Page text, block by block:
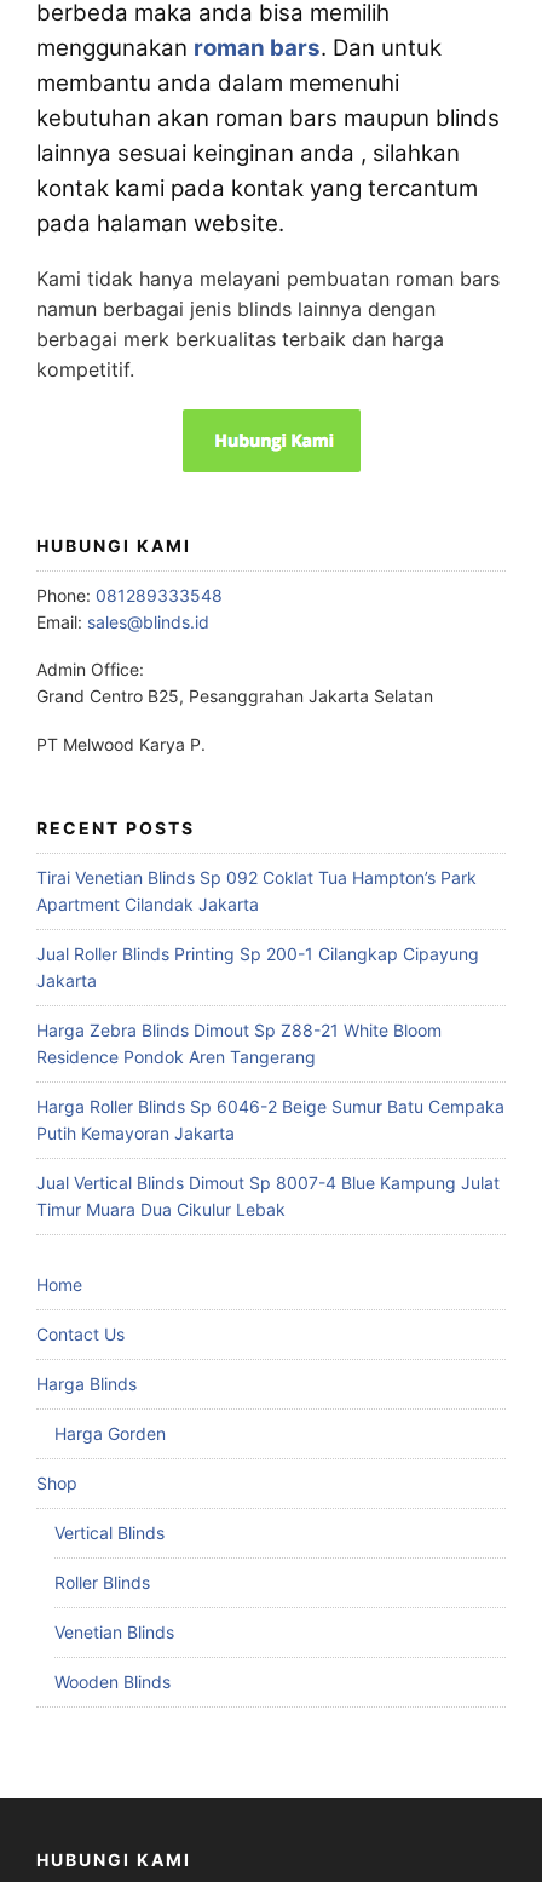
berbeda maka anda bisa memilih
menggunakan roman bars. Dan untuk
membantu anda dalam memenuhi
kebutuhan akan roman bars maupun blinds
lainnya sesuai keinginan anda , silahkan
kontak kami pada kontak yang tercantum
pada halaman website.
Kami tidak hanya melayani pembuatan roman bars
namun berbagai jenis blinds lainnya dengan
berbagai merk berkualitas terbaik dan harga
kompetitif.
HUBUNGI KAMI
Phone: 081289333548
Email: sales@blinds.id
Admin Office:
Grand Centro B25, Pesanggrahan Jakarta Selatan
PT Melwood Karya P.
RECENT POSTS
Tirai Venetian Blinds Sp 092 Coklat Tua Hampton’s Park
Apartment Cilandak Jakarta
Jual Roller Blinds Printing Sp 200-1 Cilangkap Cipayung
Jakarta
Harga Zebra Blinds Dimout Sp Z88-21 White Bloom
Residence Pondok Aren Tangerang
Harga Roller Blinds Sp 6046-2 Beige Sumur Batu Cempaka
Putih Kemayoran Jakarta
Jual Vertical Blinds Dimout Sp 8007-4 Blue Kampung Julat
Timur Muara Dua Cikulur Lebak
Home
Contact Us
Harga Blinds
Harga Gorden
Shop
Vertical Blinds
Roller Blinds
Venetian Blinds
Wooden Blinds
HUBUNGI KAMI